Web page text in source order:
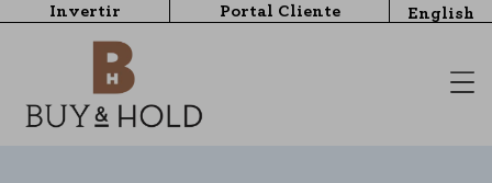
Invertir Portal Cliente English